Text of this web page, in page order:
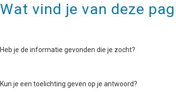
Wat vind je van deze
Heb je de informatie gevonden die je zocht?
Kun je een toelichting geven op je antwoord?